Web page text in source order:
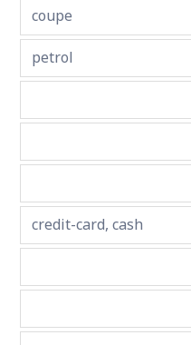
coupe
petrol
credit-card, cash